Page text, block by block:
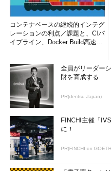
コンテナベースの継続的インテグ
レーションの利点／課題と、CIパ
イプライン、Docker Build高速化
全員がリーダー
財を育成する
PR(dentsu Japan)
FINCHI主催「
に！
PR(FINCHI on